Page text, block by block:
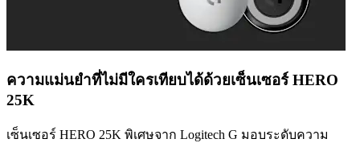
ความแม่นยำที่ไม่มีใครเทียบได้ด้วยเซ็นเซอร์ HERO
25K
เซ็นเซอร์ HERO 25K พิเศษจาก Logitech G มอบระดับความ